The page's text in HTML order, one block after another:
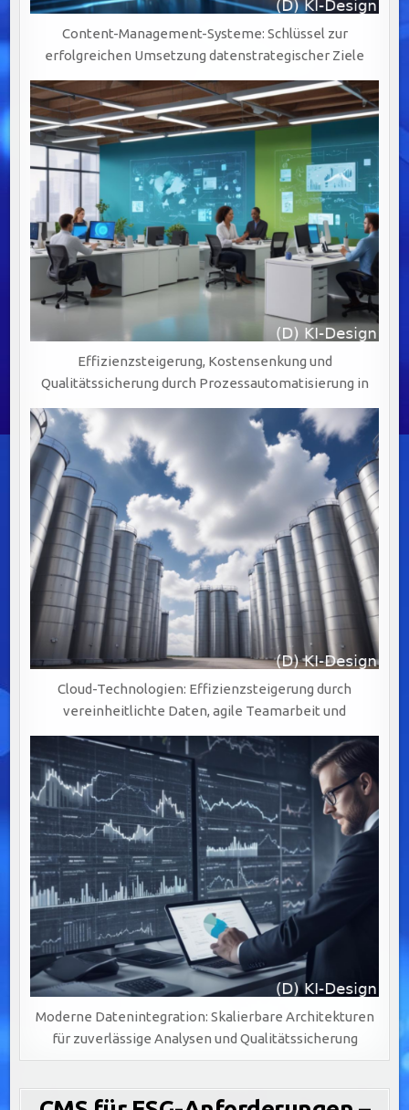
Content-Management-Systeme: Schlüssel zur
erfolgreichen Umsetzung datenstrategischer Ziele
Effizienzsteigerung, Kostensenkung und
Qualitätssicherung durch Prozessautomatisierung in
Cloud-Technologien: Effizienzsteigerung durch
vereinheitlichte Daten, agile Teamarbeit und
Moderne Datenintegration: Skalierbare Architekturen
für zuverlässige Analysen und Qualitätssicherung